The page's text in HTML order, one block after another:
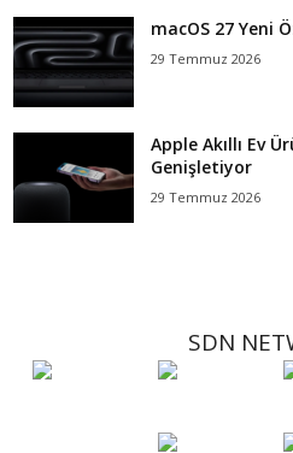
macOS 27 Yeni
29 Temmuz 2026
Apple Akıllı Ev
Genişletiyor
29 Temmuz 2026
SDN